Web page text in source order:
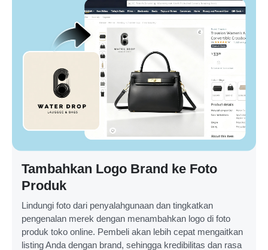
Tambahkan Logo Brand ke Foto
Produk
Lindungi foto dari penyalahgunaan dan tingkatkan
pengenalan merek dengan menambahkan logo di foto
produk toko online. Pembeli akan lebih cepat mengaitkan
listing Anda dengan brand, sehingga kredibilitas dan rasa